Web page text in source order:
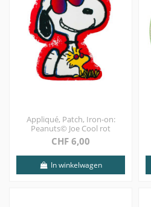
Appliqué, Patch, Iron-on:
Peanuts© Joe Cool rot
CHF 6,00
In winkelwagen